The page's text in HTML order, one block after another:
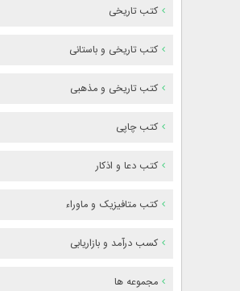
کتب تاریخی
کتب تاریخی و باستانی
کتب تاریخی و مذهبی
کتب چاپی
کتب دعا و اذکار
کتب متافیزیک و ماوراء
کسب درآمد و بازاریابی
مجموعه ها